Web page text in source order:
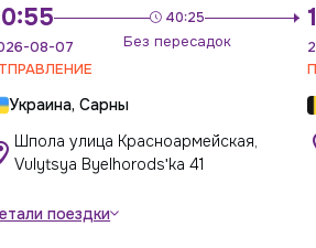
40:25
Без пересадок
08-07
Украина, Сарны
Шпола улица Красноармейская,
Vulytsya Byelhorodsʹka 41
поездки